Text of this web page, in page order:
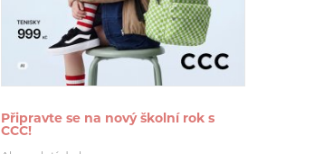
Připravte se na nový školní rok s
CCC!